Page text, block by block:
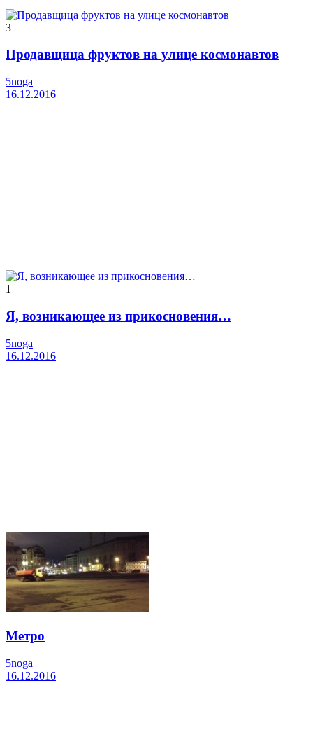
3
Продавщица фруктов на улице космонавтов
5noga
16.12.2016
1
Я, возникающее из прикосновения…
5noga
16.12.2016
Метро
5noga
16.12.2016